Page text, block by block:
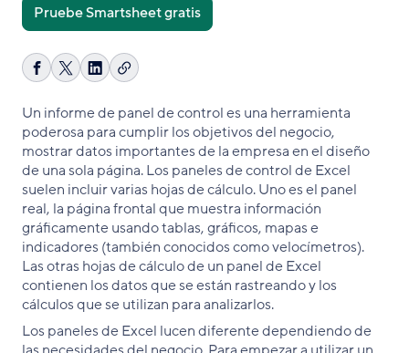
navegación
Pruebe Smartsheet gratis
Compartir
Facebook
Share
X
Compartir
LinkedIn
Copiar
Un informe de panel de control es una herramienta
poderosa para cumplir los objetivos del negocio,
mostrar datos importantes de la empresa en el diseño
de una sola página. Los paneles de control de Excel
suelen incluir varias hojas de cálculo. Uno es el panel
real, la página frontal que muestra información
gráficamente usando tablas, gráficos, mapas e
indicadores (también conocidos como velocímetros).
Las otras hojas de cálculo de un panel de Excel
contienen los datos que se están rastreando y los
cálculos que se utilizan para analizarlos.
Los paneles de Excel lucen diferente dependiendo de